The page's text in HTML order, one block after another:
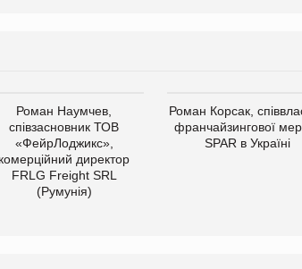
Роман Наумчев,
співзасновник ТОВ
«ФейрЛоджикс»,
комерційний директор
FRLG Freight SRL
(Румунія)
Роман Корсак,
франчайзингової
SPAR в Україні